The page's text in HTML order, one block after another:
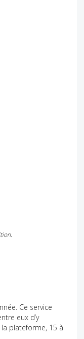
Ce service
eux d’y
plateforme, 15 à